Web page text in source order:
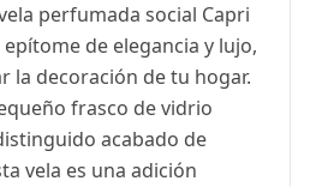
perfumada social Capri
epítome de elegancia y lujo,
la decoración de tu hogar.
frasco de vidrio
acabado de
vela es una adición